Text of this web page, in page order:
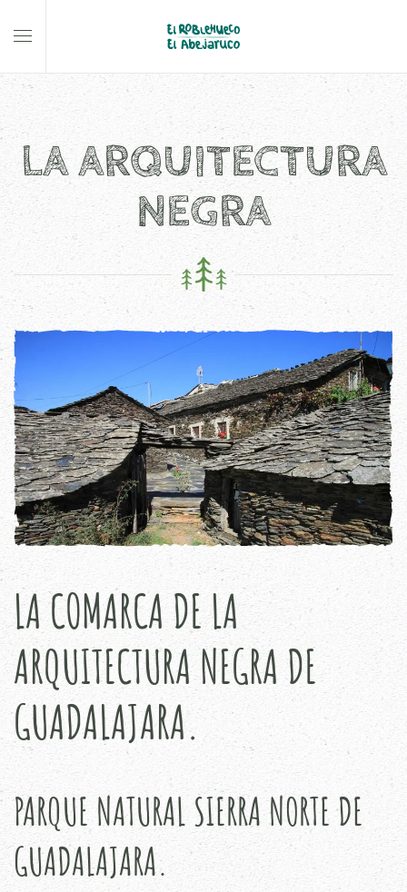
Skip to main content
LA ARQUITECTURA
NEGRA
LA COMARCA DE LA
ARQUITECTURA NEGRA DE
GUADALAJARA.
PARQUE NATURAL SIERRA NORTE DE
GUADALAJARA.